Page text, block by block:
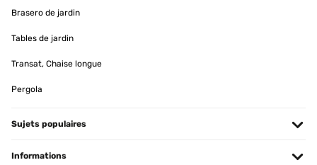
Brasero de jardin
Tables de jardin
Transat, Chaise longue
Pergola
Sujets populaires
Informations